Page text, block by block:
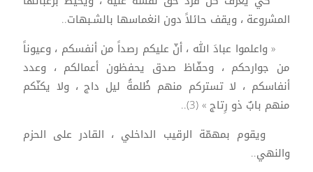
المشروعة ، ويقف حائلاً دون انغماسها بالشـبهات..
« واعلموا عبادَ الله ، أنّ عليكم رصداً من أنفسكم ، وعيوناً
من جوارحكم ، وحفّاظ صدق يحفظون أعمالكم ، وعدد
أنفاسكم ، لا تستركم منهم ظُلمةُ ليل داج ، ولا يكنّكم
منهم بابٌ ذو رِتاج » (3)..
ويقوم بمهمّة الرقيب الداخلي ، القادر على الحزم
والنهي..